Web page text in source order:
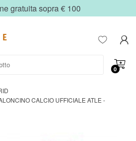
gratuita sopra € 100
0
CALCIO UFFICIALE ATLE -